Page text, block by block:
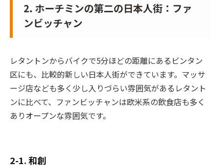
2. ホーチミンの第二の日本人街：ファ
ンビッチャン
レタントンからバイクで5分ほどの距離にあるビンタン
区にも、比較的新しい日本人街ができています。マッサ
ージ店なども多く少し入りづらい雰囲気があるレタント
ンに比べて、ファンビッチャンは欧米系の飲食店も多く
ありオープンな雰囲気です。
2-1. 和創